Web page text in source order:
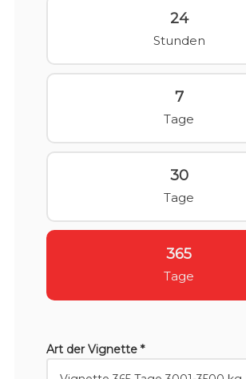
24
Stunden
7
Tage
30
Tage
365
Tage
Art der Vignette *